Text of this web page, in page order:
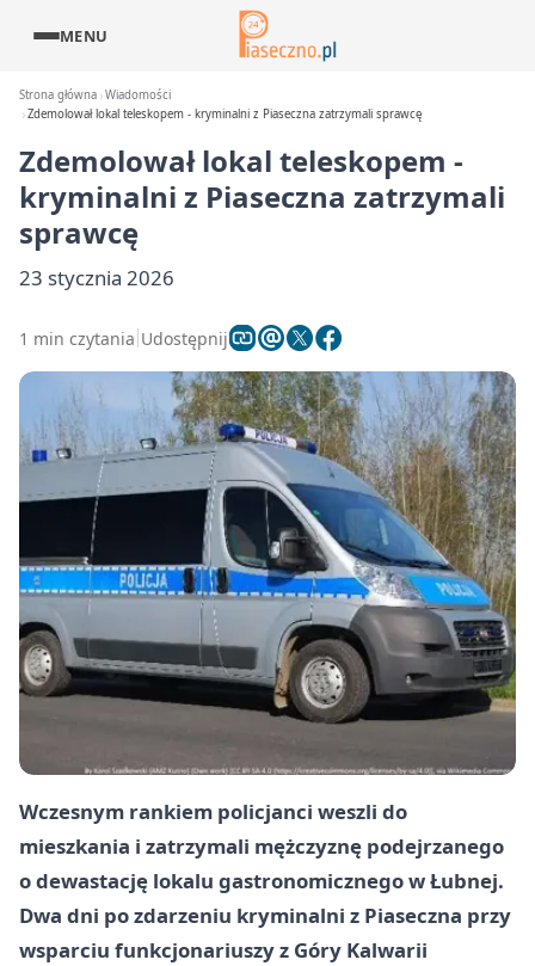
MENU
Strona główna Wiadomości
Zdemolował lokal teleskopem - kryminalni z Piaseczna zatrzymali sprawcę
Zdemolował lokal teleskopem -
kryminalni z Piaseczna zatrzymali
sprawcę
23 stycznia 2026
1 min czytania Udostępnij
Wczesnym rankiem policjanci weszli do
mieszkania i zatrzymali mężczyznę podejrzanego
o dewastację lokalu gastronomicznego w Łubnej.
Dwa dni po zdarzeniu kryminalni z Piaseczna przy
wsparciu funkcjonariuszy z Góry Kalwarii